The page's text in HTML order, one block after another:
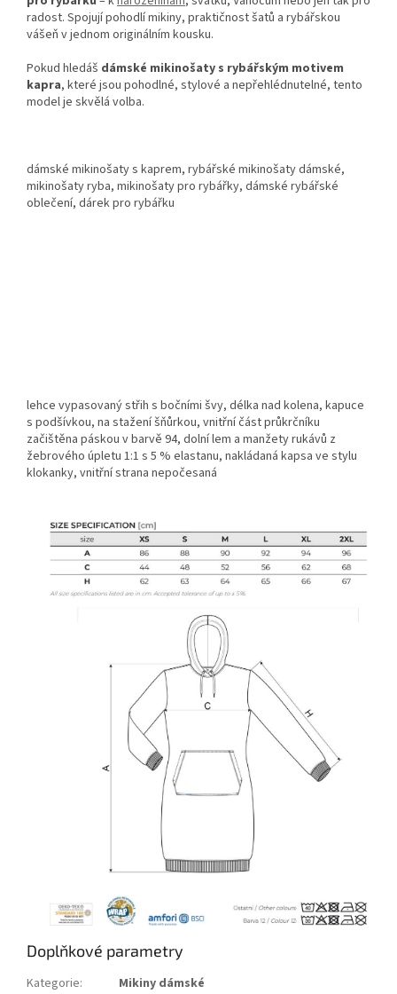
radost. Spojují pohodlí mikiny, praktičnost šatů a rybářskou
vášeň v jednom originálním kousku.
Pokud hledáš dámské mikinošaty s rybářským motivem
kapra, které jsou pohodlné, stylové a nepřehlédnutelné, tento
model je skvělá volba.
dámské mikinošaty s kaprem, rybářské mikinošaty dámské,
mikinošaty ryba, mikinošaty pro rybářky, dámské rybářské
oblečení, dárek pro rybářku
lehce vypasovaný střih s bočními švy, délka nad kolena, kapuce
s podšívkou, na stažení šňůrkou, vnitřní část průkrčníku
začištěna páskou v barvě 94, dolní lem a manžety rukávů z
žebrového úpletu 1:1 s 5 % elastanu, nakládaná kapsa ve stylu
klokanky, vnitřní strana nepočesaná
Doplňkové parametry
Kategorie:
Mikiny dámské